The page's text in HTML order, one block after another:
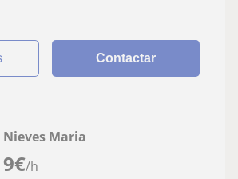
Contactar
9€/h
Nieves Maria